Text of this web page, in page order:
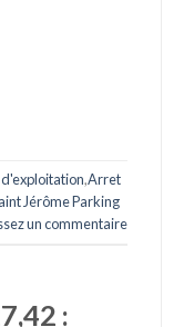
,Arret
Jérôme Parking
un commentaire
: